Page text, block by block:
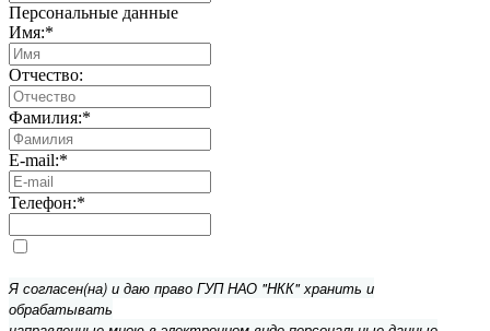
Персональные данные
Имя:*
Отчество:
Фамилия:*
E-mail:*
Телефон:*
Я согласен(на) и даю право ГУП НАО "НКК" хранить и
обрабатывать